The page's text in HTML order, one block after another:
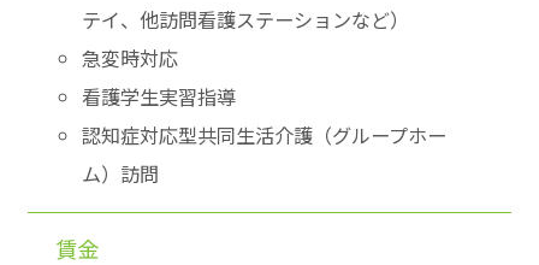
テイ、他訪問看護ステーションなど）
急変時対応
看護学生実習指導
認知症対応型共同生活介護（グループホー
ム）訪問
賃金